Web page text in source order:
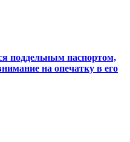
поддельным паспортом,
на опечатку в его